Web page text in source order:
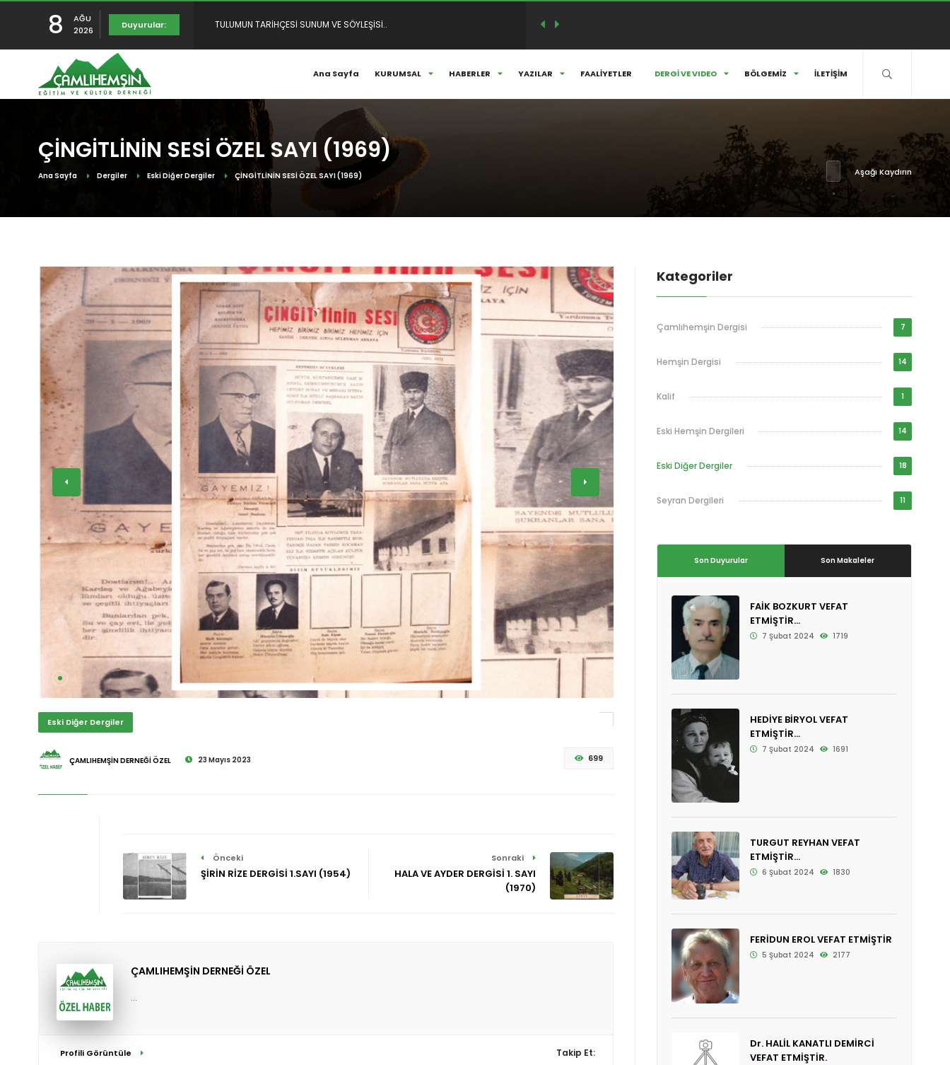
8
AĞU
2026
Duyurular:
YENİDEN YAYINDAYIZ
Ana Sayfa KURUMSAL HABERLER YAZILAR FAALİYETLER DERGİ VE VIDEO BÖLGEMİZ İLETİŞİM
ÇİNGİTLİNİN SESİ ÖZEL SAYI (1969)
Ana Sayfa Dergiler Eski Diğer Dergiler ÇİNGİTLİNİN SESİ ÖZEL SAYI (1969) Aşağı Kaydırın
Eski Diğer Dergiler
ÇAMLIHEMŞİN DERNEĞİ ÖZEL 23 Mayıs 2023 699
Önceki
ŞİRİN RİZE DERGİSİ 1.SAYI (1954)
Sonraki
HALA VE AYDER DERGİSİ 1. SAYI
(1970)
ÇAMLIHEMŞİN DERNEĞİ ÖZEL
...
Profili Görüntüle Takip Et:
Kategoriler
Çamlıhemşin Dergisi 7
Hemşin Dergisi 14
Kalif 1
Eski Hemşin Dergileri 14
Eski Diğer Dergiler 18
Seyran Dergileri 11
Son Duyurular Son Makaleler
FAİK BOZKURT VEFAT
ETMİŞTİR...
7 Şubat 2024 1719
HEDİYE BİRYOL VEFAT
ETMİŞTİR...
7 Şubat 2024 1691
TURGUT REYHAN VEFAT
ETMİŞTİR...
6 Şubat 2024 1830
FERİDUN EROL VEFAT ETMİŞTİR
5 Şubat 2024 2177
Dr. HALİL KANATLI DEMİRCİ
VEFAT ETMİŞTİR.